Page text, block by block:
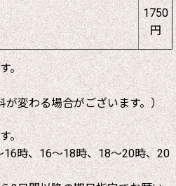
1750
円
。
変わる場合がございます。）
。
時、16～18時、18～20時、20